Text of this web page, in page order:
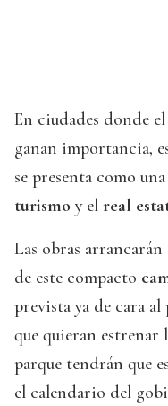
En ciudades donde el
ganan importancia,
se presenta como
turismo y el real
Las obras arrancarán
de este compacto
prevista ya de cara
que quieran estrenar
parque tendrán que
el calendario del